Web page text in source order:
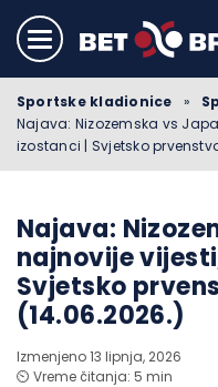
Sportske kladionice »
Najava: Nizozemska vs
izostanci | Svjetsko
Najava:
najnovije
Svjetsko
(14.06.2026.)
Izmenjeno 13 lipnja, 2026
⏲️ Vreme čitanja: 5 min